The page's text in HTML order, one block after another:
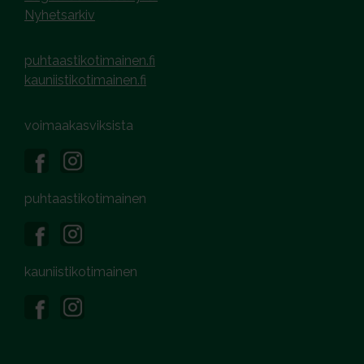
Nyhetsarkiv
puhtaastikotimainen.fi
kauniistikotimainen.fi
voimaakasviksista
puhtaastikotimainen
kauniistikotimainen